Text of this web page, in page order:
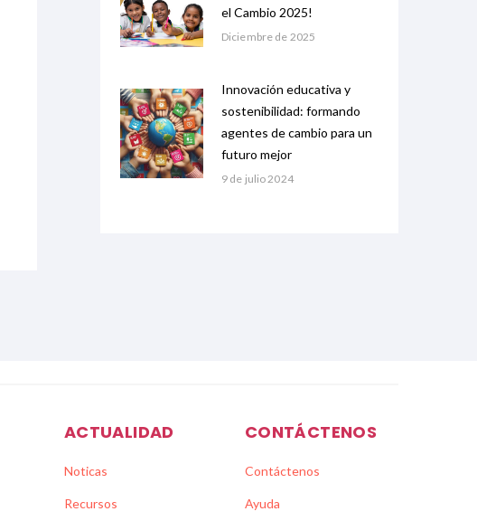
el Cambio 2025!
Diciembre de 2025
Innovación educativa y
sostenibilidad: formando
agentes de cambio para un
futuro mejor
9 de julio 2024
ACTUALIDAD
Noticas
Recursos
CONTÁCTENOS
Contáctenos
Ayuda